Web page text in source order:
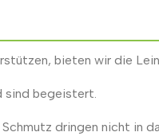
bieten wir die
sind begeistert.
dringen nicht in